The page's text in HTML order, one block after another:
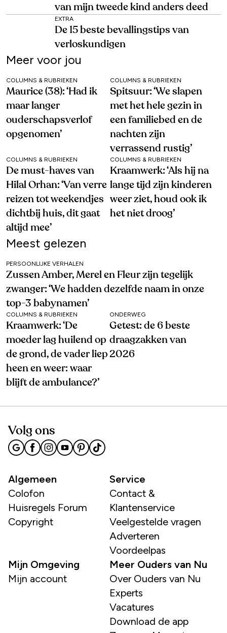
van mijn tweede kind anders deed
EXTRA
De 15 beste bevallingstips van
verloskundigen
Meer voor jou
COLUMNS & RUBRIEKEN
Maurice (38): ‘Had ik
maar langer
ouderschapsverlof
opgenomen’
COLUMNS & RUBRIEKEN
Spitsuur: ‘We slapen
met het hele gezin in
een familiebed en de
nachten zijn
verrassend rustig’
COLUMNS & RUBRIEKEN
De must-haves van
Hilal Orhan: ‘Van verre
reizen tot weekendjes
dichtbij huis, dit gaat
altijd mee’
COLUMNS & RUBRIEKEN
Kraamwerk: ‘Als hij na
lange tijd zijn kinderen
weer ziet, houd ook ik
het niet droog’
Meest gelezen
PERSOONLIJKE VERHALEN
Zussen Amber, Merel en Fleur zijn tegelijk
zwanger: ‘We hadden dezelfde naam in onze
top-3 babynamen’
COLUMNS & RUBRIEKEN
Kraamwerk: ‘De
moeder lag huilend op
de grond, de vader liep
heen en weer: waar
blijft de ambulance?’
ONDERWEG
Getest: de 6 beste
draagzakken van
2026
Volg ons
Algemeen
Colofon
Huisregels Forum
Copyright
Service
Contact &
Klantenservice
Veelgestelde vragen
Adverteren
Voordeelpas
Mijn Omgeving
Mijn account
Meer Ouders van Nu
Over Ouders van Nu
Experts
Vacatures
Download de app